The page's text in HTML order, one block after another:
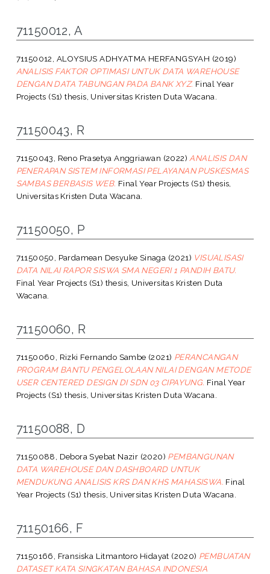
71150012, A
71150012, ALOYSIUS ADHYATMA HERFANGSYAH (2019)
ANALISIS FAKTOR OPTIMASI UNTUK DATA WAREHOUSE
DENGAN DATA TABUNGAN PADA BANK XYZ. Final Year
Projects (S1) thesis, Universitas Kristen Duta Wacana.
71150043, R
71150043, Reno Prasetya Anggriawan (2022) ANALISIS DAN
PENERAPAN SISTEM INFORMASI PELAYANAN PUSKESMAS
SAMBAS BERBASIS WEB. Final Year Projects (S1) thesis,
Universitas Kristen Duta Wacana.
71150050, P
71150050, Pardamean Desyuke Sinaga (2021) VISUALISASI
DATA NILAI RAPOR SISWA SMA NEGERI 1 PANDIH BATU.
Final Year Projects (S1) thesis, Universitas Kristen Duta
Wacana.
71150060, R
71150060, Rizki Fernando Sambe (2021) PERANCANGAN
PROGRAM BANTU PENGELOLAAN NILAI DENGAN METODE
USER CENTERED DESIGN DI SDN 03 CIPAYUNG. Final Year
Projects (S1) thesis, Universitas Kristen Duta Wacana.
71150088, D
71150088, Debora Syebat Nazir (2020) PEMBANGUNAN
DATA WAREHOUSE DAN DASHBOARD UNTUK
MENDUKUNG ANALISIS KRS DAN KHS MAHASISWA. Final
Year Projects (S1) thesis, Universitas Kristen Duta Wacana.
71150166, F
71150166, Fransiska Litmantoro Hidayat (2020) PEMBUATAN
DATASET KATA SINGKATAN BAHASA INDONESIA